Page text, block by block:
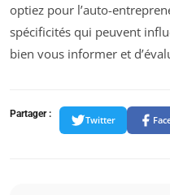
optiez pour l’auto-
spécificités qui peuvent
bien vous informer et
Partager :
Twitter